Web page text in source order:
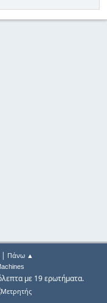
Πάνω ▲
με 19 ερωτήματα.